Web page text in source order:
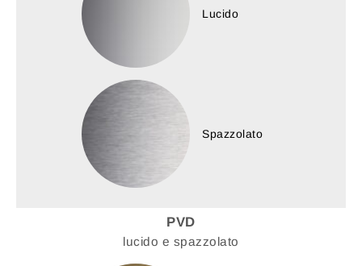
Lucido
Spazzolato
PVD
lucido e spazzolato